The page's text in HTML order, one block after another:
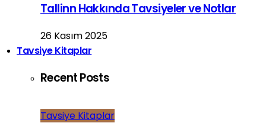
Tallinn Hakkında Tavsiyeler ve Notlar
26 Kasım 2025
Tavsiye Kitaplar
Recent Posts
Tavsiye Kitaplar